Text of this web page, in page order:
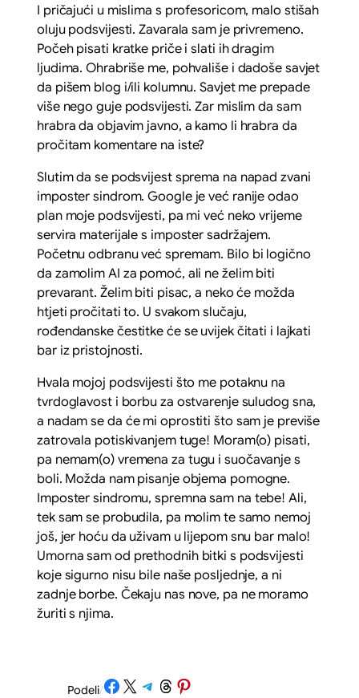
I pričajući u mislima s profesoricom, malo stišah
oluju podsvijesti. Zavarala sam je privremeno.
Počeh pisati kratke priče i slati ih dragim
ljudima. Ohrabriše me, pohvališe i dadoše savjet
da pišem blog i/ili kolumnu. Savjet me prepade
više nego guje podsvijesti. Zar mislim da sam
hrabra da objavim javno, a kamo li hrabra da
pročitam komentare na iste?
Slutim da se podsvijest sprema na napad zvani
imposter sindrom. Google je već ranije odao
plan moje podsvijesti, pa mi već neko vrijeme
servira materijale s imposter sadržajem.
Početnu odbranu već spremam. Bilo bi logično
da zamolim AI za pomoć, ali ne želim biti
prevarant. Želim biti pisac, a neko će možda
htjeti pročitati to. U svakom slučaju,
rođendanske čestitke će se uvijek čitati i lajkati
bar iz pristojnosti.
Hvala mojoj podsvijesti što me potaknu na
tvrdoglavost i borbu za ostvarenje suludog sna,
a nadam se da će mi oprostiti što sam je previše
zatrovala potiskivanjem tuge! Moram(o) pisati,
pa nemam(o) vremena za tugu i suočavanje s
boli. Možda nam pisanje objema pomogne.
Imposter sindromu, spremna sam na tebe! Ali,
tek sam se probudila, pa molim te samo nemoj
još, jer hoću da uživam u lijepom snu bar malo!
Umorna sam od prethodnih bitki s podsvijesti
koje sigurno nisu bile naše posljednje, a ni
zadnje borbe. Čekaju nas nove, pa ne moramo
žuriti s njima.
Podeli/Share on Facebook
Share on X Share on Telegram
Share on Threads
Share on Pinterest